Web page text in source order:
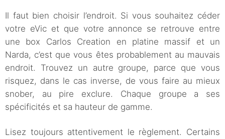
Il faut bien choisir l’endroit. Si vous souhaitez céder
votre eVic et que votre annonce se retrouve entre
une box Carlos Creation en platine massif et un
Narda, c’est que vous êtes probablement au mauvais
endroit. Trouvez un autre groupe, parce que vous
risquez, dans le cas inverse, de vous faire au mieux
snober, au pire exclure. Chaque groupe a ses
spécificités et sa hauteur de gamme.
Lisez toujours attentivement le règlement. Certains